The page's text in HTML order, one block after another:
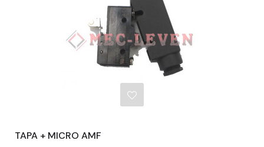
TAPA + MICRO AMF